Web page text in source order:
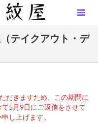
テイクアウト・デ
だきますため、この期間に
5月9日にご返信をさせて
し上げます。